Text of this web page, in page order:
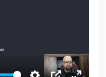
dynamically